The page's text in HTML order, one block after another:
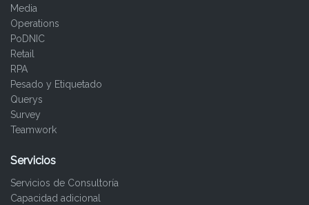
Media
Operations
PoDNIC
Retail
RPA
Pesado y Etiquetado
Querys
Survey
Teamwork
Servicios
Servicios de Consultoría
Capacidad adicional